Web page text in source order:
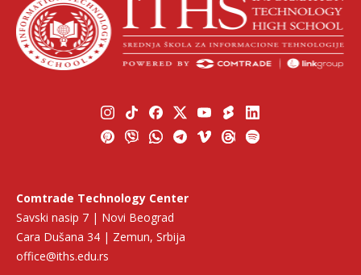
Comtrade Technology Center
Savski nasip 7 | Novi Beograd
Cara Dušana 34 | Zemun, Srbija
office@iths.edu.rs